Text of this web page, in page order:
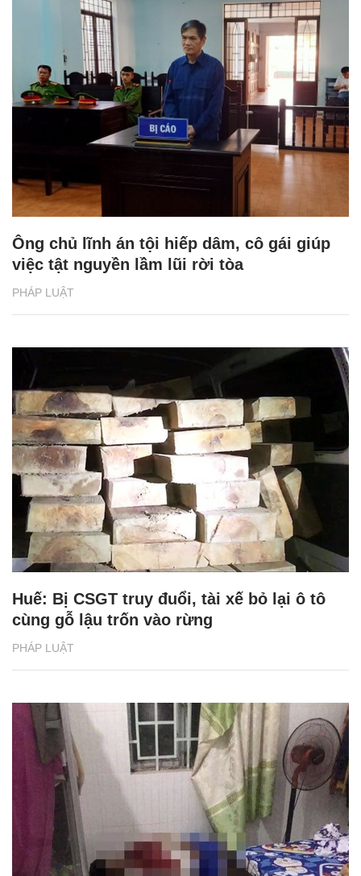
PHÁP LUẬT
Ông chủ lĩnh án tội hiếp dâm, cô gái giúp
việc tật nguyền lầm lũi rời tòa
PHÁP LUẬT
Huế: Bị CSGT truy đuổi, tài xế bỏ lại ô tô
cùng gỗ lậu trốn vào rừng